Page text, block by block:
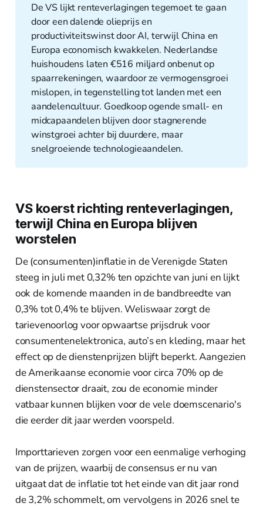
De VS lijkt renteverlagingen tegemoet te gaan
door een dalende olieprijs en
productiviteitswinst door AI, terwijl China en
Europa economisch kwakkelen. Nederlandse
huishoudens laten €516 miljard onbenut op
spaarrekeningen, waardoor ze vermogensgroei
mislopen, in tegenstelling tot landen met een
aandelencultuur. Goedkoop ogende small- en
midcapaandelen blijven door stagnerende
winstgroei achter bij duurdere, maar
snelgroeiende technologieaandelen.
VS koerst richting renteverlagingen,
terwijl China en Europa blijven
worstelen
De (consumenten)inflatie in de Verenigde Staten
steeg in juli met 0,32% ten opzichte van juni en lijkt
ook de komende maanden in de bandbreedte van
0,3% tot 0,4% te blijven. Weliswaar zorgt de
tarievenoorlog voor opwaartse prijsdruk voor
consumentenelektronica, auto’s en kleding, maar het
effect op de dienstenprijzen blijft beperkt. Aangezien
de Amerikaanse economie voor circa 70% op de
dienstensector draait, zou de economie minder
vatbaar kunnen blijken voor de vele doemscenario's
die eerder dit jaar werden voorspeld.
Importtarieven zorgen voor een eenmalige verhoging
van de prijzen, waarbij de consensus er nu van
uitgaat dat de inflatie tot het einde van dit jaar rond
de 3,2% schommelt, om vervolgens in 2026 snel te